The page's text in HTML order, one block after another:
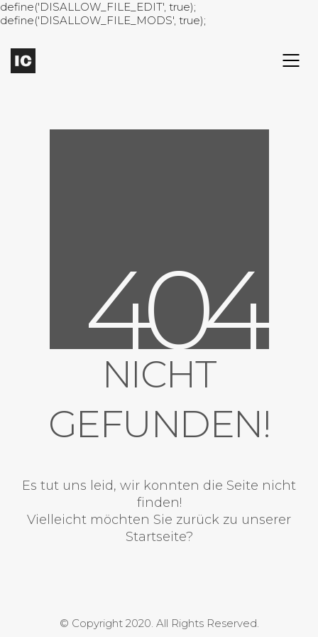
define('DISALLOW_FILE_EDIT', true);
define('DISALLOW_FILE_MODS', true);
404
NICHT
GEFUNDEN!
Es tut uns leid, wir konnten die Seite nicht
finden!
Vielleicht möchten Sie zurück zu unserer
Startseite?
© Copyright 2020. All Rights Reserved.